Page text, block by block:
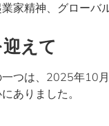
家精神、グローバ
えて
つは、2025年10
ありました。